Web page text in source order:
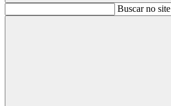
BuscarBuscar no site